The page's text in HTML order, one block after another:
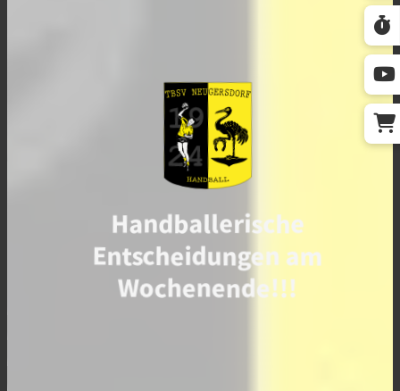
Handballerische
Entscheidungen am
Wochenende!!!